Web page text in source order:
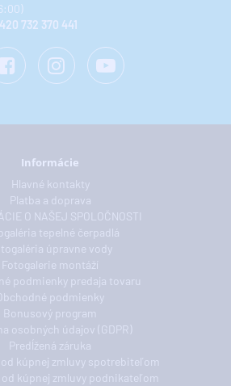
732 370 441
Informácie
Hlavné kontakty
Platba a doprava
O NAŠEJ SPOLOČNOSTI
tepelné čerpadlá
úpravne vody
Fotogalerie montáží
podmienky predaja tovaru
podmienky
Bonusový program
osobných údajov (GDPR)
Predĺžená záruka
kúpnej zmluvy spotrebiteľom
kúpnej zmluvy podnikateľom